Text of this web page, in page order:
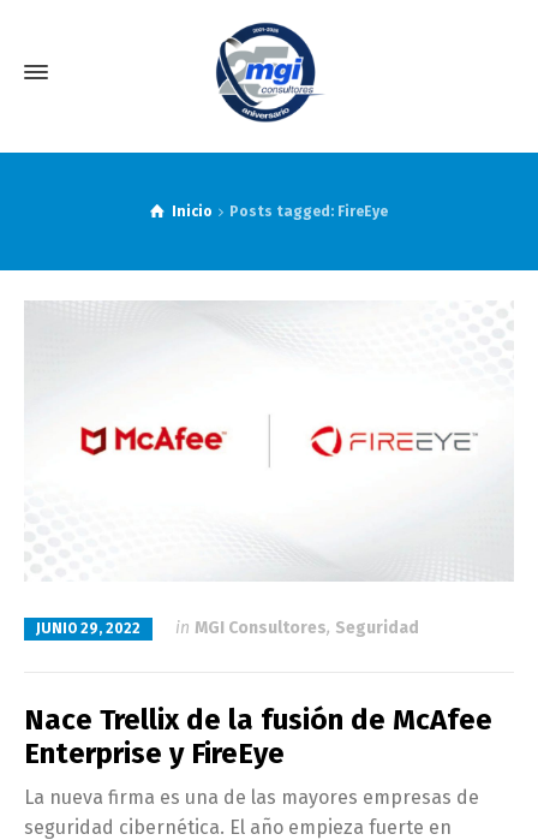
Inicio Posts tagged: FireEye
JUNIO 29, 2022 in MGI Consultores, Seguridad
Nace Trellix de la fusión de McAfee
Enterprise y FireEye
La nueva firma es una de las mayores empresas de
seguridad cibernética. El año empieza fuerte en